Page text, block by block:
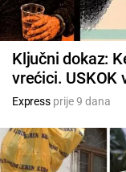
Ključni dokaz:
vrećici. USKOK
Expressprije 9 dana